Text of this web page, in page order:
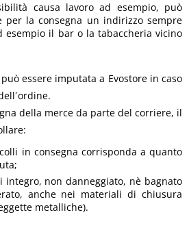
causa lavoro ad esempio, può
per la consegna un indirizzo sempre
esempio il bar o la tabaccheria vicino
essere imputata a Evostore in caso
della merce da parte del corriere, il
in consegna corrisponda a quanto
integro, non danneggiato, nè bagnato
anche nei materiali di chiusura
metalliche).